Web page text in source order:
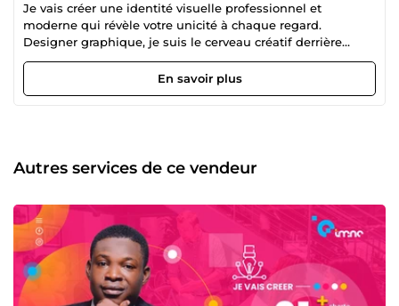
Je vais créer une identité visuelle professionnel et
moderne qui révèle votre unicité à chaque regard.
Designer graphique, je suis le cerveau créatif derrière
eimna, dédié à donner vie à vos idées avec innovation, flair
et une touche artistique distinctive. &quot;Transformons
vos concepts en chef-d'œuvre visuel - Chez eimna, chaque
En savoir plus
Autres services de ce vendeur